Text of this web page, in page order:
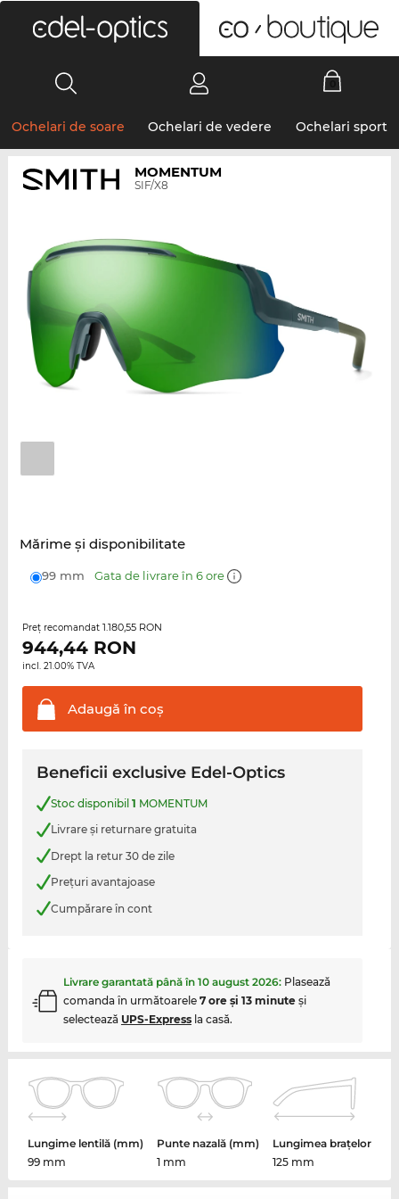
Ochelari de soare Ochelari de vedere Ochelari sport
MOMENTUM
SIF/X8
Mărime şi disponibilitate
99 mm Gata de livrare în 6 ore
Preţ recomandat 1.180,55 RON
944,44RON
incl. 21.00% TVA
Adaugă în coş
Beneficii exclusive Edel-Optics
Stoc disponibil 1 MOMENTUM
Livrare şi returnare gratuita
Drept la retur 30 de zile
Preţuri avantajoase
Cumpărare în cont
Livrare garantată până în 10 august 2026: Plasează
comanda în următoarele 7 ore şi 13 minuteşi
selectează UPS-Expressla casă.
Lungime lentilă (mm)
99 mm
Punte nazală (mm)
1 mm
Lungimea brațelor
125 mm